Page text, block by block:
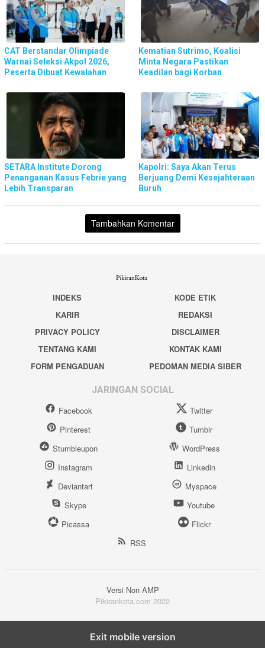
CAT Berstandar Olimpiade
Warnai Seleksi Akpol 2026,
Peserta Dibuat Kewalahan
Kematian Sutrimo, Koalisi
Minta Negara Pastikan
Keadilan bagi Korban
SETARA Institute Dorong
Penanganan Kasus Febrie yang
Lebih Transparan
Kapolri: Saya Akan Terus
Berjuang Demi Kesejahteraan
Buruh
Tambahkan Komentar
INDEKS
KODE ETIK
KARIR
REDAKSI
PRIVACY POLICY
DISCLAIMER
TENTANG KAMI
KONTAK KAMI
FORM PENGADUAN
PEDOMAN MEDIA SIBER
JARINGAN SOCIAL
Facebook
Twitter
Pinterest
Tumblr
Stumbleupon
WordPress
Instagram
Linkedin
Deviantart
Myspace
Skype
Youtube
Picassa
Flickr
RSS
Versi Non AMP
Pikirankota.com 2022
Exit mobile version